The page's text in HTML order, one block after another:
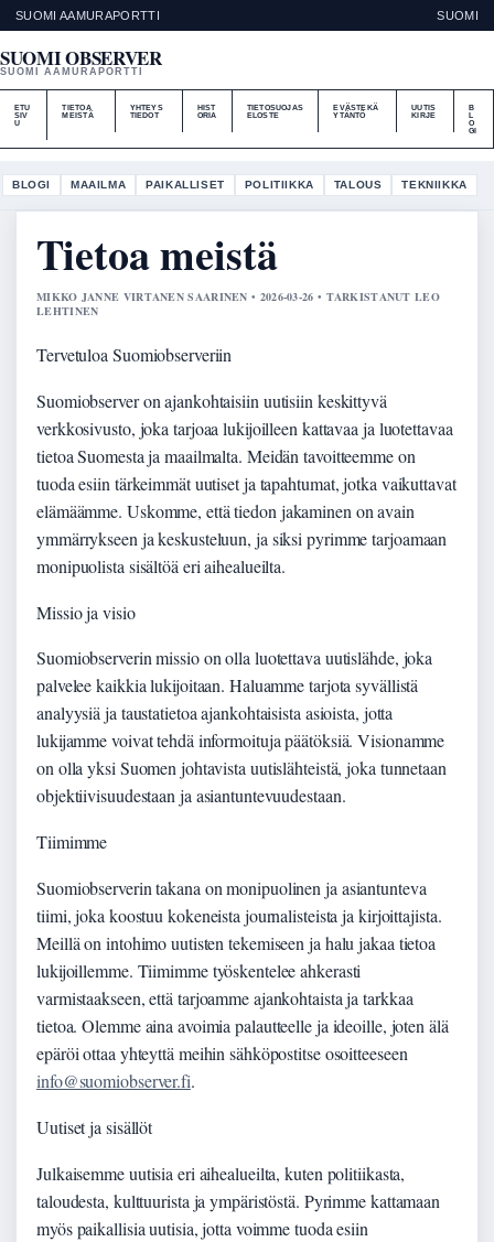
SUOMI AAMURAPORTTI SUOMI
SUOMI OBSERVER
SUOMI AAMURAPORTTI
ETU
SIV
U
TIETOA
MEISTÄ
YHTEYS
TIEDOT
HIST
ORIA
TIETOSUOJAS
ELOSTE
EVÄSTEKÄ
YTÄNTÖ
UUTIS
KIRJE
B
O
GI
BLOGI MAAILMA PAIKALLISET POLITIIKKA TALOUS TEKNIIKKA
Tietoa meistä
MIKKO JANNE VIRTANEN SAARINEN • 2026-03-26 • TARKISTANUT LEO
LEHTINEN
Tervetuloa Suomiobserveriin
Suomiobserver on ajankohtaisiin uutisiin keskittyvä
verkkosivusto, joka tarjoaa lukijoilleen kattavaa ja luotettavaa
tietoa Suomesta ja maailmalta. Meidän tavoitteemme on
tuoda esiin tärkeimmät uutiset ja tapahtumat, jotka vaikuttavat
elämäämme. Uskomme, että tiedon jakaminen on avain
ymmärrykseen ja keskusteluun, ja siksi pyrimme tarjoamaan
monipuolista sisältöä eri aihealueilta.
Missio ja visio
Suomiobserverin missio on olla luotettava uutislähde, joka
palvelee kaikkia lukijoitaan. Haluamme tarjota syvällistä
analyysiä ja taustatietoa ajankohtaisista asioista, jotta
lukijamme voivat tehdä informoituja päätöksiä. Visionamme
on olla yksi Suomen johtavista uutislähteistä, joka tunnetaan
objektiivisuudestaan ja asiantuntevuudestaan.
Tiimimme
Suomiobserverin takana on monipuolinen ja asiantunteva
tiimi, joka koostuu kokeneista journalisteista ja kirjoittajista.
Meillä on intohimo uutisten tekemiseen ja halu jakaa tietoa
lukijoillemme. Tiimimme työskentelee ahkerasti
varmistaakseen, että tarjoamme ajankohtaista ja tarkkaa
tietoa. Olemme aina avoimia palautteelle ja ideoille, joten älä
epäröi ottaa yhteyttä meihin sähköpostitse osoitteeseen
info@suomiobserver.fi.
Uutiset ja sisällöt
Julkaisemme uutisia eri aihealueilta, kuten politiikasta,
taloudesta, kulttuurista ja ympäristöstä. Pyrimme kattamaan
myös paikallisia uutisia, jotta voimme tuoda esiin